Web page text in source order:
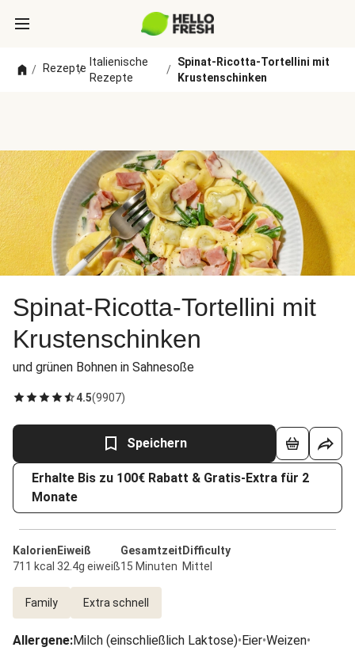
/ Rezepte
/
Italienische
Rezepte
/
Spinat-Ricotta-Tortellini mit
Krustenschinken
Spinat-Ricotta-Tortellini mit
Krustenschinken
und grünen Bohnen in Sahnesoße
4.5(9907)
Speichern
Erhalte Bis zu 100€ Rabatt & Gratis-Extra für 2
Monate
Kalorien
711 kcal
Eiweiß
32.4g eiweiß
Gesamtzeit
15 Minuten
Difficulty
Mittel
Family Extra schnell
Allergene:Milch (einschließlich Laktose)•Eier•Weizen•